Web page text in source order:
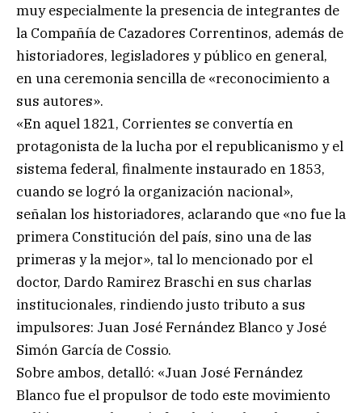
muy especialmente la presencia de integrantes de
la Compañía de Cazadores Correntinos, además de
historiadores, legisladores y público en general,
en una ceremonia sencilla de «reconocimiento a
sus autores».
«En aquel 1821, Corrientes se convertía en
protagonista de la lucha por el republicanismo y el
sistema federal, finalmente instaurado en 1853,
cuando se logró la organización nacional»,
señalan los historiadores, aclarando que «no fue la
primera Constitución del país, sino una de las
primeras y la mejor», tal lo mencionado por el
doctor, Dardo Ramirez Braschi en sus charlas
institucionales, rindiendo justo tributo a sus
impulsores: Juan José Fernández Blanco y José
Simón García de Cossio.
Sobre ambos, detalló: «Juan José Fernández
Blanco fue el propulsor de todo este movimiento